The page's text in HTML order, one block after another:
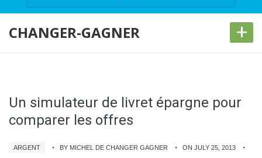
CHANGER-GAGNER +
Un simulateur de livret épargne pour
comparer les offres
ARGENT BY MICHEL DE CHANGER GAGNER ON JULY 25, 2013